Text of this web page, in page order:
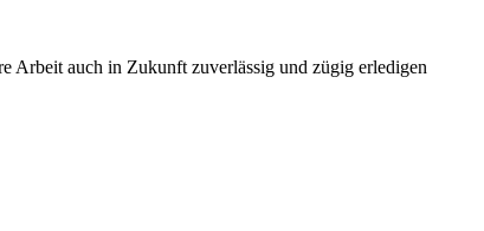
Arbeit auch in Zukunft zuverlässig und zügig erledigen